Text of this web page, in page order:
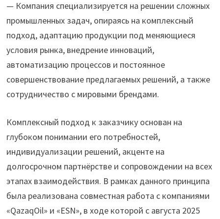
— Компания специализируется на решении сложных
промышленных задач, опираясь на комплексный
подход, адаптацию продукции под меняющиеся
условия рынка, внедрение инноваций,
автоматизацию процессов и постоянное
совершенствование предлагаемых решений, а также
сотрудничество с мировыми брендами.
Комплексный подход к заказчику основан на
глубоком понимании его потребностей,
индивидуализации решений, акценте на
долгосрочном партнёрстве и сопровождении на всех
этапах взаимодействия. В рамках данного принципа
была реализована совместная работа с компаниями
«QazaqOil» и «ESN», в ходе которой с августа 2025